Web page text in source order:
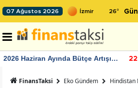
07 Ağustos 2026 26°
2026 Haziran Ayında Bütçe Artışı
FinansTaksi Eko Gündem Hindistan